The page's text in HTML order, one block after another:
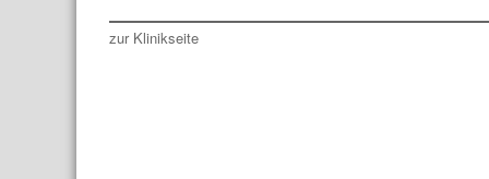
zur Klinikseite